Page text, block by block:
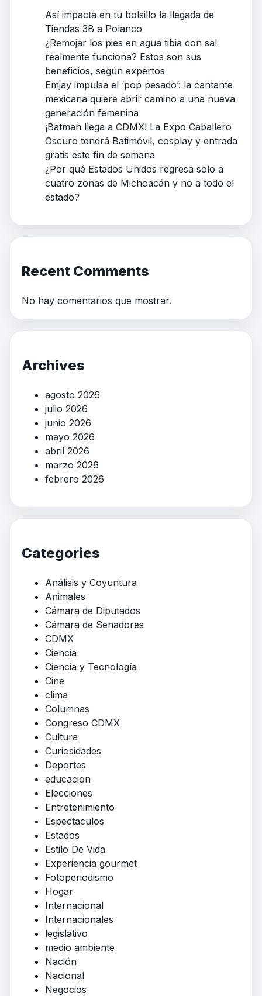
Así impacta en tu bolsillo la llegada de
Tiendas 3B a Polanco
¿Remojar los pies en agua tibia con sal
realmente funciona? Estos son sus
beneficios, según expertos
Emjay impulsa el ‘pop pesado’: la cantante
mexicana quiere abrir camino a una nueva
generación femenina
¡Batman llega a CDMX! La Expo Caballero
Oscuro tendrá Batimóvil, cosplay y entrada
gratis este fin de semana
¿Por qué Estados Unidos regresa solo a
cuatro zonas de Michoacán y no a todo el
estado?
Recent Comments
No hay comentarios que mostrar.
Archives
agosto 2026
julio 2026
junio 2026
mayo 2026
abril 2026
marzo 2026
febrero 2026
Categories
Análisis y Coyuntura
Animales
Cámara de Diputados
Cámara de Senadores
CDMX
Ciencia
Ciencia y Tecnología
Cine
clima
Columnas
Congreso CDMX
Cultura
Curiosidades
Deportes
educacion
Elecciones
Entretenimiento
Espectaculos
Estados
Estilo De Vida
Experiencia gourmet
Fotoperiodismo
Hogar
Internacional
Internacionales
legislativo
medio ambiente
Nación
Nacional
Negocios